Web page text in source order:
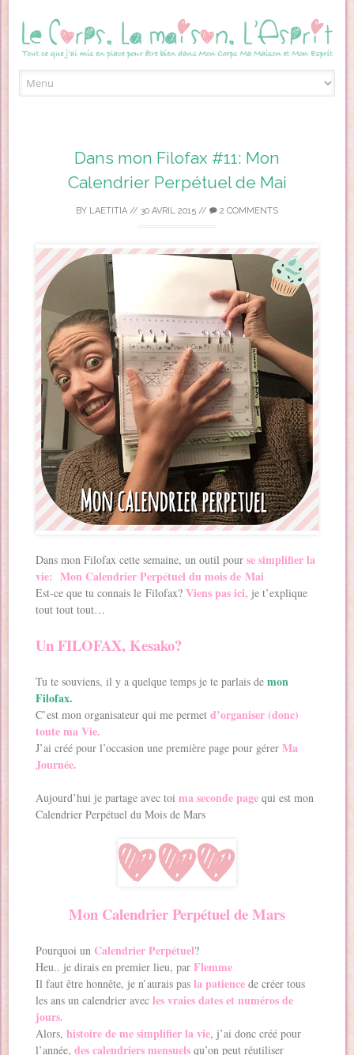
Dans mon Filofax #11: Mon
Calendrier Perpétuel de Mai
BY LAETITIA // 30 AVRIL 2015 // 2 COMMENTS
Dans mon Filofax cette semaine, un outil pourse simplifier la
vie:Mon Calendrier Perpétuel du mois de Mai
Est-ce que tu connais le Filofax?Viens pas ici, je t’explique
tout tout tout…
Un FILOFAX, Kesako?
Tu te souviens, il y a quelque temps je te parlais demon
Filofax.
C’est mon organisateur qui me permet d’organiser (donc)
toute ma Vie.
J’ai créé pour l’occasion une première page pour gérerMa
Journée.
Aujourd’hui je partage avec toima seconde page qui est mon
Calendrier Perpétuel du Mois de Mars
Mon Calendrier Perpétuel de Mars
Pourquoi unCalendrier Perpétuel?
Heu.. je dirais en premier lieu, par Flemme
Il faut être honnête, je n’aurais pasla patience de créer tous
les ans un calendrier avec les vraies dates et numéros de
jours.
Alors,histoire de me simplifier la vie, j’ai donc créé pour
l’année,des calendriers mensuels qu’on peut réutiliser